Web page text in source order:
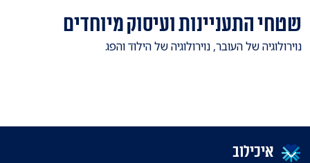
שטחי התעניינות ועיסוק מיוחדים
​נוירולוגיה של העובר, נוירולוגיה של הילוד והפג
איכילוב